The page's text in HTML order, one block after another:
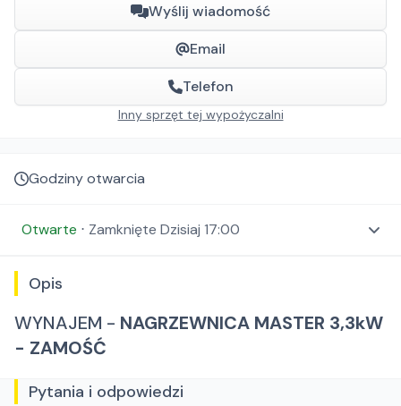
Wyślij wiadomość
Email
Telefon
Inny sprzęt tej wypożyczalni
Godziny otwarcia
Otwarte ⋅ Zamknięte Dzisiaj 17:00
Opis
WYNAJEM - NAGRZEWNICA MASTER 3,3kW
- ZAMOŚĆ
Pytania i odpowiedzi